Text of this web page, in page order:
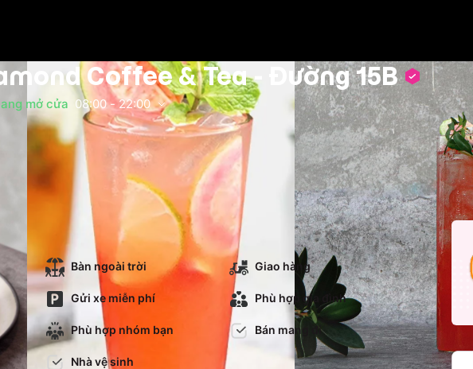
Coffee & Tea - Đường 15B
mở cửa 08:00- 22:00
Bàn ngoài trời Giao hàng
Gửi xe miễn phí Phù hợp gia đình
Phù hợp nhóm bạn Bán mang đi
Nhà vệ sinh